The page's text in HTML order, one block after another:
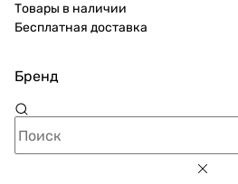
Товары в наличии
Бесплатная доставка
Бренд